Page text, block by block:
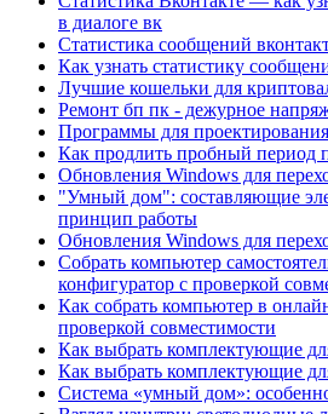
в диалоге вк
Статистика сообщений
Как узнать статистику
Лучшие кошельки для
Ремонт бп пк - дежурное
Программы для
Как продлить пробный период
Обновления Windows для
"Умный дом": составляющие
принцип работы
Обновления Windows для
Собрать компьютер
конфигуратор с проверкой
Как собрать компьютер в
проверкой совместимости
Как выбрать комплектующие
Как выбрать комплектующие
Система «умный дом»: